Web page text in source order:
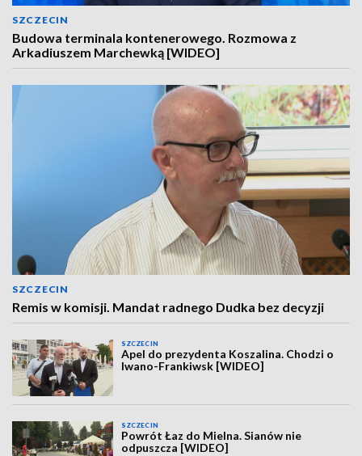
SZCZECIN
Budowa terminala kontenerowego. Rozmowa z
Arkadiuszem Marchewką [WIDEO]
SZCZECIN
Remis w komisji. Mandat radnego Dudka bez decyzji
SZCZECIN
Apel do prezydenta Koszalina. Chodzi o
Iwano-Frankiwsk [WIDEO]
SZCZECIN
Powrót Łaz do Mielna. Sianów nie
odpuszcza [WIDEO]